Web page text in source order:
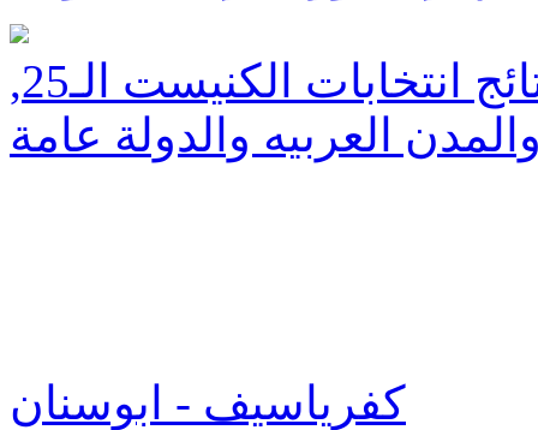
محتلن نهائياً - المدار ينشر نتائج انتخابات الكنيست الـ25,
العربيه والدولة عامة
كفرياسيف - ابوسنان